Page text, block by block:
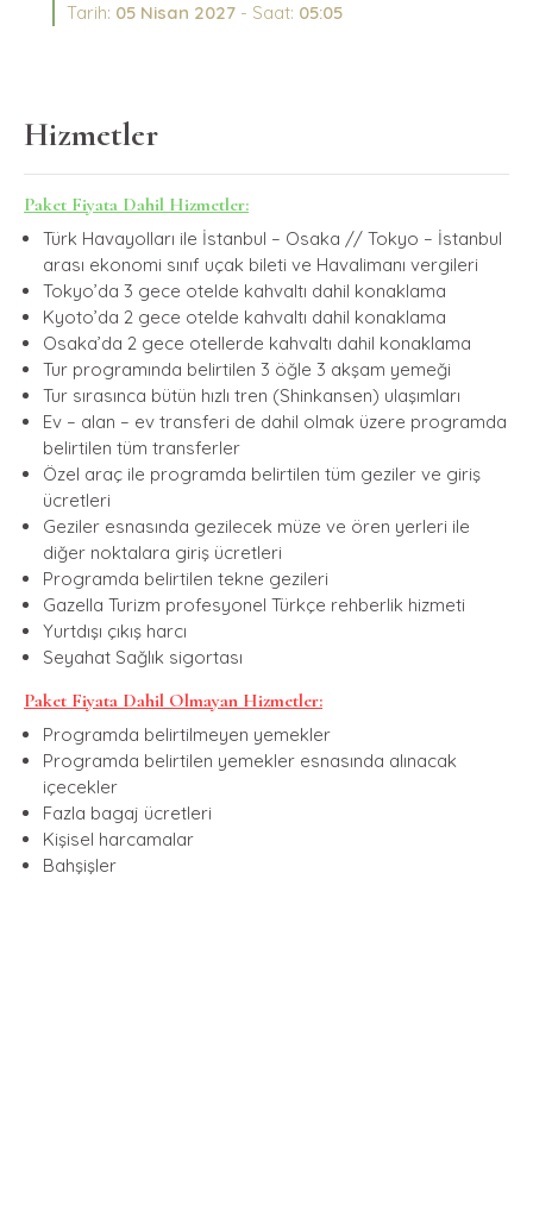
Tarih: 05 Nisan 2027 - Saat: 05:05
Hizmetler
Paket Fiyata Dahil Hizmetler:
Türk Havayolları ile İstanbul – Osaka // Tokyo – İstanbul
arası ekonomi sınıf uçak bileti ve Havalimanı vergileri
Tokyo’da 3 gece otelde kahvaltı dahil konaklama
Kyoto’da 2 gece otelde kahvaltı dahil konaklama
Osaka’da 2 gece otellerde kahvaltı dahil konaklama
Tur programında belirtilen 3 öğle 3 akşam yemeği
Tur sırasınca bütün hızlı tren (Shinkansen) ulaşımları
Ev – alan – ev transferi de dahil olmak üzere programda
belirtilen tüm transferler
Özel araç ile programda belirtilen tüm geziler ve giriş
ücretleri
Geziler esnasında gezilecek müze ve ören yerleri ile
diğer noktalara giriş ücretleri
Programda belirtilen tekne gezileri
Gazella Turizm profesyonel Türkçe rehberlik hizmeti
Yurtdışı çıkış harcı
Seyahat Sağlık sigortası
Paket Fiyata Dahil Olmayan Hizmetler:
Programda belirtilmeyen yemekler
Programda belirtilen yemekler esnasında alınacak
içecekler
Fazla bagaj ücretleri
Kişisel harcamalar
Bahşişler